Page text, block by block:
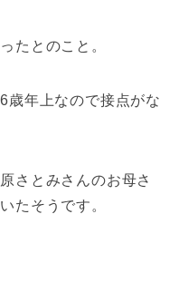
たとのこと。
歳年上なので接点がな
さとみさんのお母さ
たそうです。